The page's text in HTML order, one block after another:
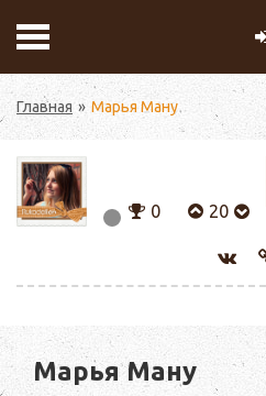
Главная Марья Ману
0 20
Марья Ману